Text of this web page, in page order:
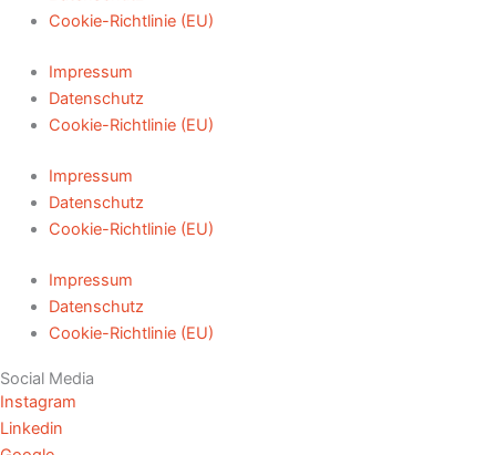
Cookie-Richtlinie (EU)
Impressum
Datenschutz
Cookie-Richtlinie (EU)
Impressum
Datenschutz
Cookie-Richtlinie (EU)
Impressum
Datenschutz
Cookie-Richtlinie (EU)
Social Media
Instagram
Linkedin